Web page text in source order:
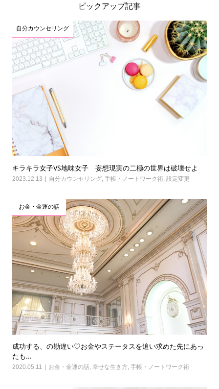
ピックアップ記事
自分カウンセリング
キラキラ女子VS地味女子 妄想現実の二極の世界は破壊せよ
2023.12.13 自分カウンセリング, 手帳・ノートワーク術, 設定変更
お金・金運の話
成功する、の勘違い♡お金やステータスを追い求めた先にあっ
たも...
2020.05.11 お金・金運の話, 幸せな生き方 手帳・ノートワーク術